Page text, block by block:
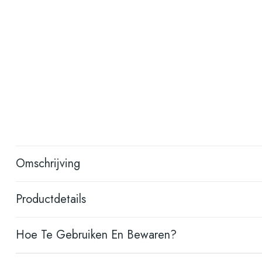
Omschrijving
Productdetails
Hoe Te Gebruiken En Bewaren?